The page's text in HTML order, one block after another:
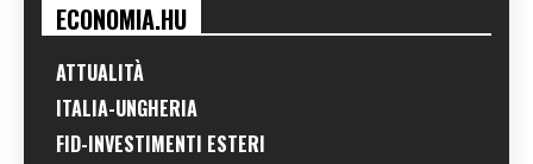
ECONOMIA.HU
ATTUALITÀ
ITALIA-UNGHERIA
FID-INVESTIMENTI ESTERI